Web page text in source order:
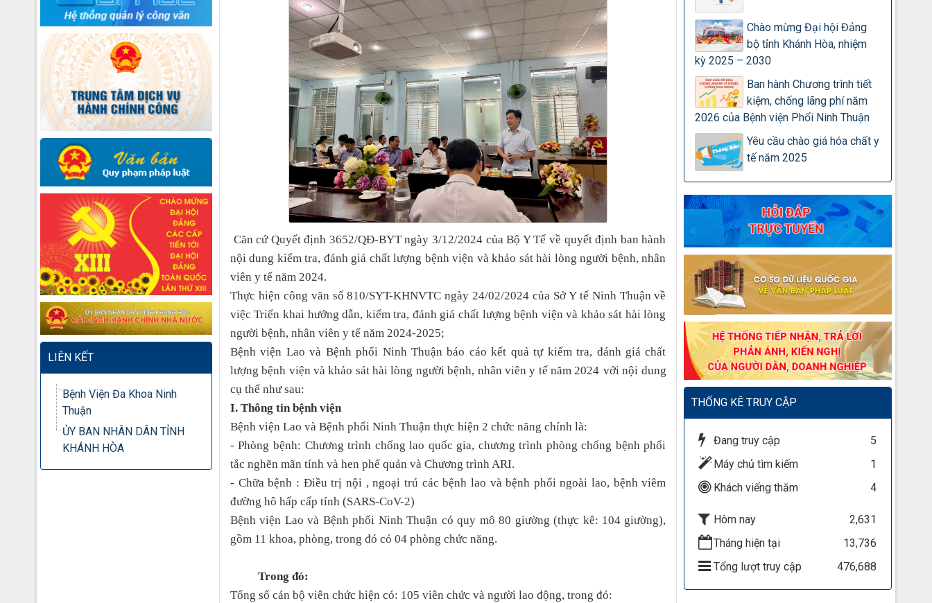
Căn cứ Quyết định 3652/QĐ-BYT ngày 3/12/2024 của Bộ Y Tế về quyết định ban hành
nội dung kiểm tra, đánh giá chất lượng bệnh viện và khảo sát hài lòng người bệnh, nhân
viên y tế năm 2024.
Thực hiện công văn số810/SYT-KHNVTC ngày24/02/2024 của Sở Y tế Ninh Thuận về
việc Triển khai hướng dẫn, kiểm tra, đánh giá chất lượng bệnh viện và khảo sát hài lòng
người bệnh, nhân viên y tế năm 2024-2025;
Bệnh viện Lao và Bệnh phổi Ninh Thuận báo cáo kết quả tự kiểm tra, đánh giá chất
lượng bệnh viện và khảo sát hài lòng người bệnh, nhân viên y tếnăm 2024 với nội dung
cụ thể như sau:
I. Thông tin bệnh viện
Bệnh viện Lao và Bệnh phổi Ninh Thuận thực hiện 2 chức năng chính là:
- Phòng bệnh: Chương trình chống lao quốc gia, chương trình phòng chống bệnh phổi
tắc nghẽn mãn tính và hen phế quản và Chương trình ARI.
- Chữa bệnh : Điều trị nội , ngoại trú các bệnh lao và bệnh phổi ngoài lao, bệnh viêm
đường hô hấp cấp tính (SARS-CoV-2)
Bệnh viện Lao và Bệnh phổi Ninh Thuận có quy mô 80 giường (thực kê: 104 giường),
gồm 11 khoa, phòng, trong đó có 04 phòng chức năng.
Trong đó:
Tổng số cán bộ viên chức hiện có: 105 viên chức và người lao động, trong đó:
Chào mừng Đại hội Đảng
bộ tỉnh Khánh Hòa, nhiệm
kỳ 2025 – 2030
Ban hành Chương trình tiết
kiệm, chống lãng phí năm
2026 của Bệnh viện Phổi Ninh Thuận
Yêu cầu chào giá hóa chất y
tế năm 2025
THỐNG KÊ TRUY CẬP
Đang truy cập
5
Máy chủ tìm kiếm
1
Khách viếng thăm
4
Hôm nay
2,631
Tháng hiện tại
13,736
Tổng lượt truy cập
476,688
LIÊN KẾT
Bệnh Viện Đa Khoa Ninh
Thuận
ỦY BAN NHÂN DÂN TỈNH
KHÁNH HÒA